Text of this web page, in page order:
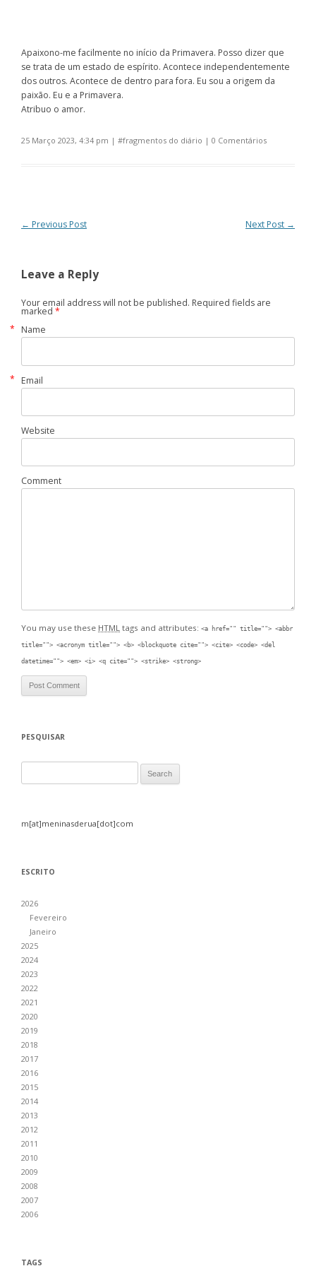
Apaixono-me facilmente no início da Primavera. Posso dizer que
se trata de um estado de espírito. Acontece independentemente
dos outros. Acontece de dentro para fora. Eu sou a origem da
paixão. Eu e a Primavera.
Atribuo o amor.
25 Março 2023, 4:34 pm | #fragmentos do diário | 0 Comentários
Post navigation
← Previous Post Next Post →
Leave a Reply
Your email address will not be published. Required fields are
marked *
Name
*
Email
*
Website
Comment
You may use these HTML tags and attributes: <a href="" title=""> <abbr
title=""> <acronym title=""> <b> <blockquote cite=""> <cite> <code> <del
datetime=""> <em> <i> <q cite=""> <strike> <strong>
PESQUISAR
m[at]meninasderua[dot]com
ESCRITO
2026
Fevereiro
Janeiro
2025
2024
2023
2022
2021
2020
2019
2018
2017
2016
2015
2014
2013
2012
2011
2010
2009
2008
2007
2006
TAGS